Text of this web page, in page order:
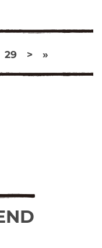
29 > »